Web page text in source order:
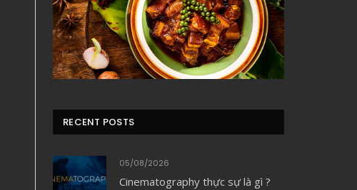
RECENT POSTS
05/08/2026
Cinematography thực sự là gì ?